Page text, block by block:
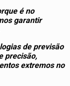
é no
garantir
de previsão
precisão,
extremos no